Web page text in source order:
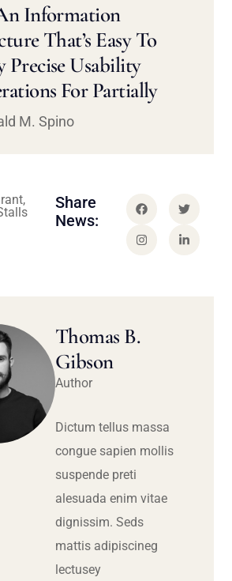
Information
That’s Easy To
Precise Usability
For Partially
M. Spino
Share
News:
Thomas B.
Gibson
Author
Dictum tellus massa
congue sapien mollis
suspende preti
alesuada enim vitae
dignissim. Seds
mattis adipiscineg
lectusey